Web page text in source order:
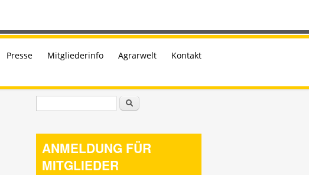
Presse Mitgliederinfo Agrarwelt Kontakt
Suchformular Suche
ANMELDUNG FÜR
MITGLIEDER